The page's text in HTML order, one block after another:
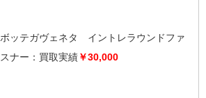
ボッテガヴェネタ イントレラウンドファ
スナー：買取実績￥30,000